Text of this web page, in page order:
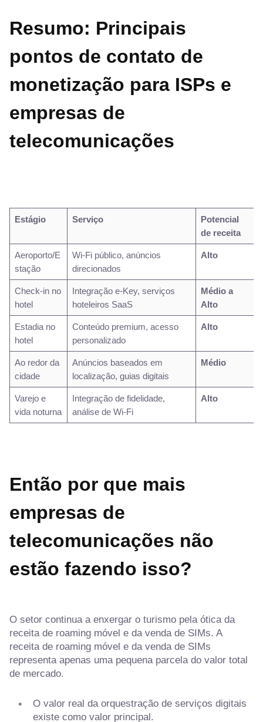
Resumo: Principais
pontos de contato de
monetização para ISPs e
empresas de
telecomunicações
Estágio Serviço
Potencial
de receita
Aeroporto/E
stação
Wi-Fi público, anúncios
direcionados
Alto
Check-in no
hotel
Integração e-Key, serviços
hoteleiros SaaS
Médio a
Alto
Estadia no
hotel
Conteúdo premium, acesso
personalizado
Alto
Ao redor da
cidade
Anúncios baseados em
localização, guias digitais
Médio
Varejo e
vida noturna
Integração de fidelidade,
análise de Wi-Fi
Alto
Então por que mais
empresas de
telecomunicações não
estão fazendo isso?
O setor continua a enxergar o turismo pela ótica da
receita de roaming móvel e da venda de SIMs. A
receita de roaming móvel e da venda de SIMs
representa apenas uma pequena parcela do valor total
de mercado.
O valor real da orquestração de serviços digitais
existe como valor principal.